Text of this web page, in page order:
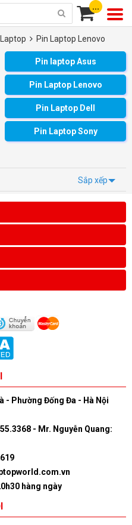
...
Pin Laptop Lenovo
Pin laptop Asus
Pin Laptop Lenovo
Pin Laptop Dell
Pin Laptop Sony
Sắp xếp
- Phường Đống Đa - Hà Nội
- Mr. Nguyễn Quang:
hàng ngày